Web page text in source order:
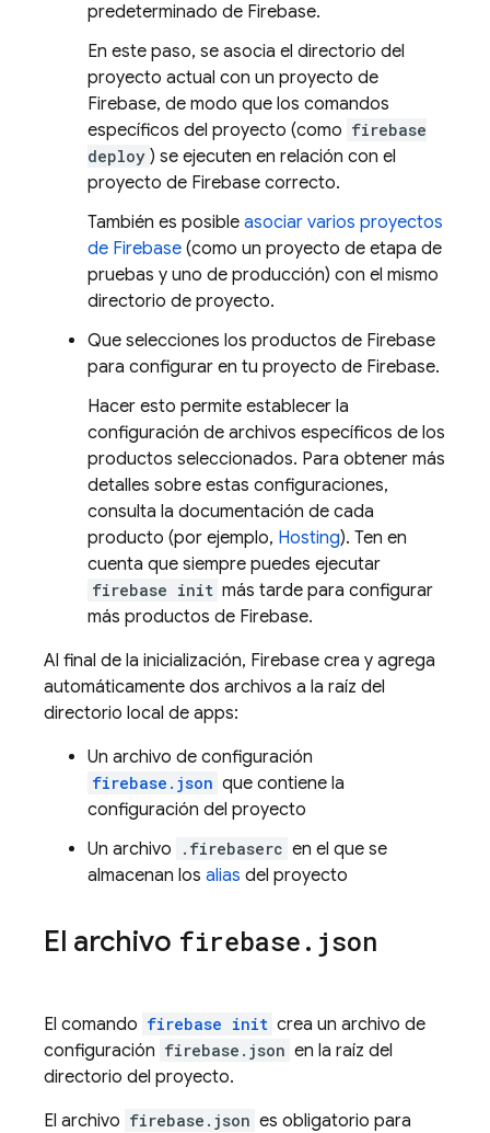
predeterminado de Firebase.
En este paso, se asocia el directorio del
proyecto actual con un proyecto de
Firebase, de modo que los comandos
específicos del proyecto (como firebase
deploy ) se ejecuten en relación con el
proyecto de Firebase correcto.
También es posible asociar varios proyectos
de Firebase (como un proyecto de etapa de
pruebas y uno de producción) con el mismo
directorio de proyecto.
Que selecciones los productos de Firebase
para configurar en tu proyecto de Firebase.
Hacer esto permite establecer la
configuración de archivos específicos de los
productos seleccionados. Para obtener más
detalles sobre estas configuraciones,
consulta la documentación de cada
producto (por ejemplo, Hosting). Ten en
cuenta que siempre puedes ejecutar
firebase init más tarde para configurar
más productos de Firebase.
Al final de la inicialización, Firebase crea y agrega
automáticamente dos archivos a la raíz del
directorio local de apps:
Un archivo de configuración
firebase.json que contiene la
configuración del proyecto
Un archivo
.firebaserc en el que se
almacenan los alias del proyecto
El archivo firebase. json
El comando firebase init crea un archivo de
configuración firebase.json en la raíz del
directorio del proyecto.
El archivo firebase.json es obligatorio para